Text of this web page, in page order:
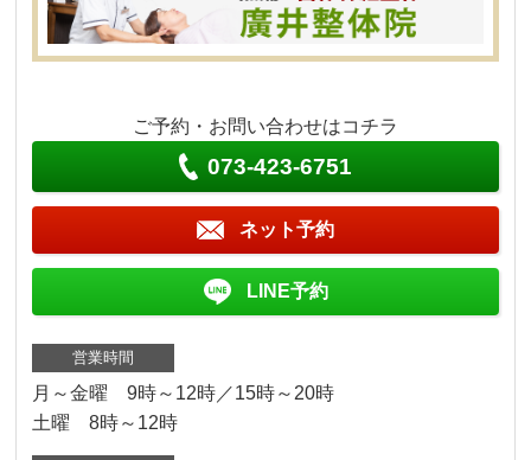
ご予約・お問い合わせはコチラ
073-423-6751
ネット予約
LINE予約
営業時間
月～金曜 9時～12時／15時～20時
土曜 8時～12時